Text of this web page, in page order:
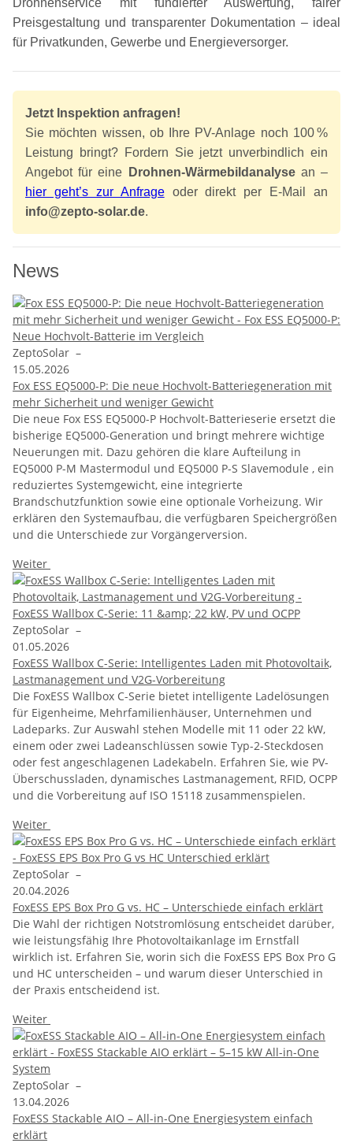
Drohnenservice mit fundierter Auswertung, fairer
Preisgestaltung und transparenter Dokumentation – ideal
für Privatkunden, Gewerbe und Energieversorger.
Jetzt Inspektion anfragen!
Sie möchten wissen, ob Ihre PV-Anlage noch 100 %
Leistung bringt? Fordern Sie jetzt unverbindlich ein
Angebot für eine
Drohnen-Wärmebildanalysean –
hier geht’s zur Anfrageoder direkt per E-Mail an
info@zepto-solar.de.
News
ZeptoSolar –
15.05.2026
Fox ESS EQ5000-P: Die neue Hochvolt-Batteriegeneration mit
mehr Sicherheit und weniger Gewicht
Die neue Fox ESS EQ5000-P Hochvolt-Batterieserie ersetzt die
bisherige EQ5000-Generation und bringt mehrere wichtige
Neuerungen mit. Dazu gehören die klare Aufteilung in
EQ5000 P-M Mastermodul und EQ5000 P-S Slavemodule , ein
reduziertes Systemgewicht, eine integrierte
Brandschutzfunktion sowie eine optionale Vorheizung. Wir
erklären den Systemaufbau, die verfügbaren Speichergrößen
und die Unterschiede zur Vorgängerversion.
Weiter
ZeptoSolar –
01.05.2026
FoxESS Wallbox C-Serie: Intelligentes Laden mit Photovoltaik,
Lastmanagement und V2G-Vorbereitung
Die FoxESS Wallbox C-Serie bietet intelligente Ladelösungen
für Eigenheime, Mehrfamilienhäuser, Unternehmen und
Ladeparks. Zur Auswahl stehen Modelle mit 11 oder 22 kW,
einem oder zwei Ladeanschlüssen sowie Typ-2-Steckdosen
oder fest angeschlagenen Ladekabeln. Erfahren Sie, wie PV-
Überschussladen, dynamisches Lastmanagement, RFID, OCPP
und die Vorbereitung auf ISO 15118 zusammenspielen.
Weiter
ZeptoSolar –
20.04.2026
FoxESS EPS Box Pro G vs. HC – Unterschiede einfach erklärt
Die Wahl der richtigen Notstromlösung entscheidet darüber,
wie leistungsfähig Ihre Photovoltaikanlage im Ernstfall
wirklich ist. Erfahren Sie, worin sich die FoxESS EPS Box Pro G
und HC unterscheiden – und warum dieser Unterschied in
der Praxis entscheidend ist.
Weiter
ZeptoSolar –
13.04.2026
FoxESS Stackable AIO – All-in-One Energiesystem einfach
erklärt